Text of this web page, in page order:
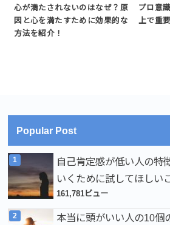
心が満たされないのはなぜ？原
因と心を満たすために効果的な
方法を紹介！
プロ意
上で重
Popular Post
自己肯定感が低い人の特
いくために試してほしい
161,781ビュー
本当に頭がいい人の10個